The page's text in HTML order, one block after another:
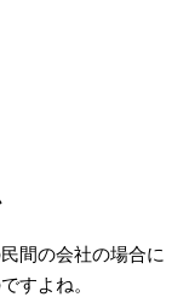
間の会社の場合に
すよね。